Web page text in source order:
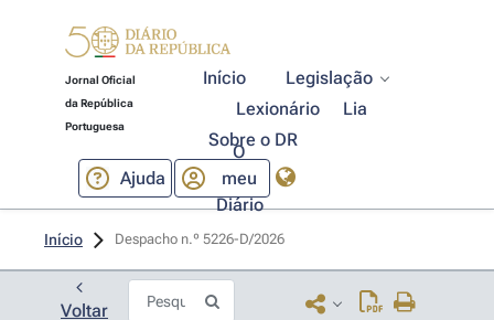
Jornal Oficial
da República
Portuguesa
Início
Legislação
Lexionário
Lia
Sobre o DR
Ajuda
O
meu
Diário
Início Despacho n.º 5226-D/2026
Voltar